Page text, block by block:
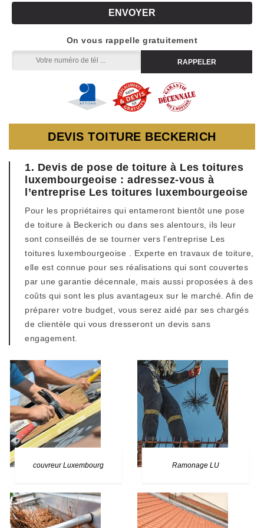
On vous rappelle gratuitement
DEVIS TOITURE BECKERICH
1. Devis de pose de toiture à Les toitures
luxembourgeoise : adressez-vous à
l’entreprise Les toitures luxembourgeoise
Pour les propriétaires qui entameront bientôt une pose
de toiture à Beckerich ou dans ses alentours, ils leur
sont conseillés de se tourner vers l’entreprise Les
toitures luxembourgeoise . Experte en travaux de toiture,
elle est connue pour ses réalisations qui sont couvertes
par une garantie décennale, mais aussi proposées à des
coûts qui sont les plus avantageux sur le marché. Afin de
préparer votre budget, vous serez aidé par ses chargés
de clientèle qui vous dresseront un devis sans
engagement.
couvreur Luxembourg Ramonage LU